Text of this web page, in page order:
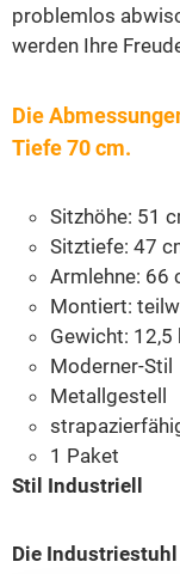
problemlos
werden Ihre
Die
Tiefe 70 cm.
Sitzhöhe: 51
Sitztiefe: 47
Armlehne: 66
Montiert:
Gewicht: 12,5
Moderner-Stil
Metallgestell
1 Paket
Stil Industriell
Die Industriestuhl